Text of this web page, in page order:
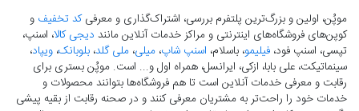
موپُن، اولین و بزرگ‌ترین پلتفرم بررسی، اشتراک‌گذاری و معرفیکد تخفیف و
کوپن‌های فروشگاه‌های اینترنتی و مراکز خدمات آنلاین مانند دیجی کالا، اسنپ،
تپسی، اسنپ فود، فیلیمو، باسلام، اسنپ شاپ، میلی، ملی گلد، بلوبانک، ویپاد،
سینماتیکت، علی بابا، ازکی، ایرانسل، همراه اول و... است. موپُن بستری برای
رقابت و معرفی خدمات آنلاین است تا هم فروشگاه‌ها بتوانند محصولات و
خدمات خود را راحت‌تر به مشتریان معرفی کنند و در صحنه رقابت از بقیه پیشی